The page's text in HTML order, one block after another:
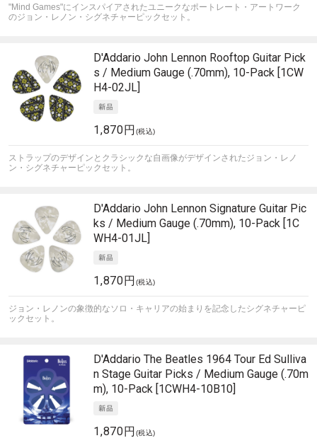
"Mind Games"にインスパイアされたユニークなポートレート・アートワーク
のジョン・レノン・シグネチャーピックセット。
D'Addario John Lennon Rooftop Guitar Pick
s / Medium Gauge (.70mm), 10-Pack [1CW
H4-02JL]
1,870円 (税込)
ストラップのデザインとクラシックな自画像がデザインされたジョン・レノ
ン・シグネチャーピックセット。
D'Addario John Lennon Signature Guitar Pic
ks / Medium Gauge (.70mm), 10-Pack [1C
WH4-01JL]
1,870円 (税込)
ジョン・レノンの象徴的なソロ・キャリアの始まりを記念したシグネチャーピ
ックセット。
D'Addario The Beatles 1964 Tour Ed Sulliva
n Stage Guitar Picks / Medium Gauge (.70m
m), 10-Pack [1CWH4-10B10]
1,870円 (税込)